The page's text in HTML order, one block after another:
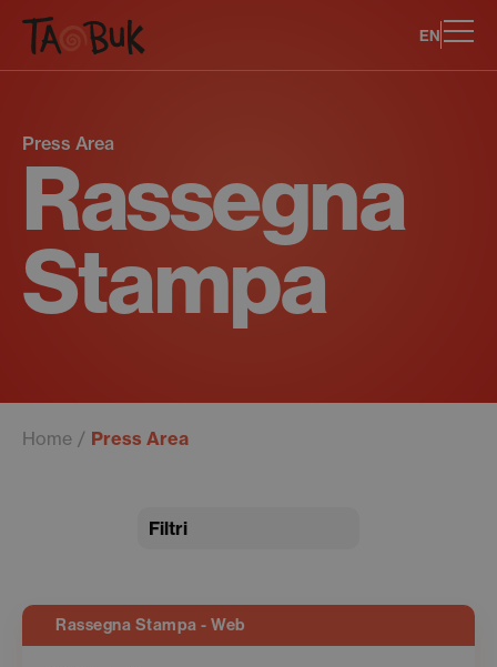
EN
Press Area
Rassegna
Stampa
Home Press Area
Filtri
Rassegna Stampa - Web